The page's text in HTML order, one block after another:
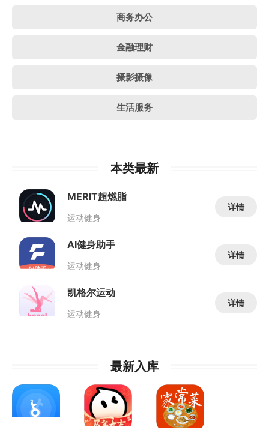
商务办公
金融理财
摄影摄像
生活服务
本类最新
MERIT超燃脂
运动健身
详情
AI健身助手
运动健身
详情
凯格尔运动
运动健身
详情
最新入库